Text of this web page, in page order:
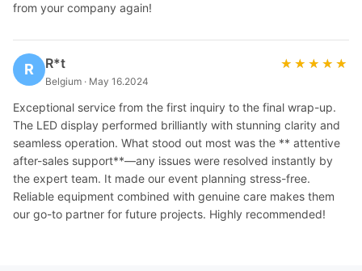
from your company again!
R R*t
Belgium · May 16.2024
★★★★★
★★★★★
Exceptional service from the first inquiry to the final wrap-up.
The LED display performed brilliantly with stunning clarity and
seamless operation. What stood out most was the ** attentive
after-sales support**—any issues were resolved instantly by
the expert team. It made our event planning stress-free.
Reliable equipment combined with genuine care makes them
our go-to partner for future projects. Highly recommended!